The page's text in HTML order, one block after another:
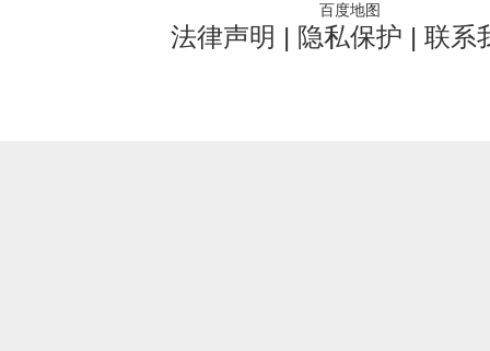
百度地图
法律声明 | 隐私保护 | 联系